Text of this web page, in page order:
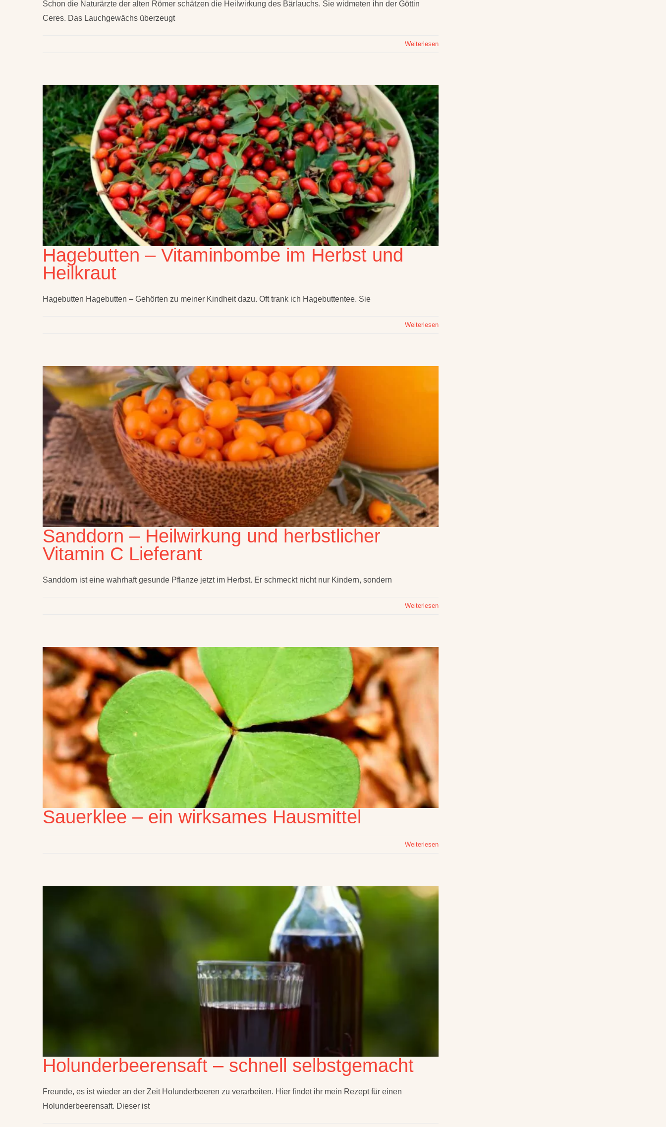
Schon die Naturärzte der alten Römer schätzen die Heilwirkung des Bärlauchs. Sie widmeten ihn der Göttin
Ceres. Das Lauchgewächs überzeugt
Weiterlesen
Hagebutten – Vitaminbombe im Herbst und
Heilkraut
Hagebutten Hagebutten – Gehörten zu meiner Kindheit dazu. Oft trank ich Hagebuttentee. Sie
Weiterlesen
Sanddorn – Heilwirkung und herbstlicher
Vitamin C Lieferant
Sanddorn ist eine wahrhaft gesunde Pflanze jetzt im Herbst. Er schmeckt nicht nur Kindern, sondern
Weiterlesen
Sauerklee – ein wirksames Hausmittel
Weiterlesen
Holunderbeerensaft – schnell selbstgemacht
Freunde, es ist wieder an der Zeit Holunderbeeren zu verarbeiten. Hier findet ihr mein Rezept für einen
Holunderbeerensaft. Dieser ist